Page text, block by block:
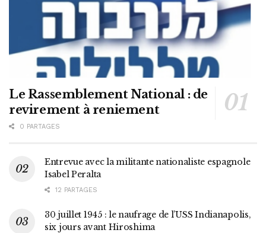
Le Rassemblement National : de
revirement à reniement
0 PARTAGES
Entrevue avec la militante nationaliste espagnole
Isabel Peralta
12 PARTAGES
30 juillet 1945 : le naufrage de l’USS Indianapolis,
six jours avant Hiroshima